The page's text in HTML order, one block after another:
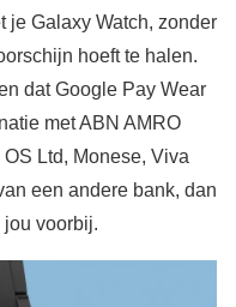
je Galaxy Watch, zonder
hoeft te halen.
dat Google Pay Wear
met ABN AMRO
Ltd, Monese, Viva
een andere bank, dan
voorbij.